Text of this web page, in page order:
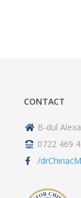
CONTACT
B-dul
0722 469
/